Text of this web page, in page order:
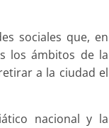
sociales que, en
los ámbitos de la
a la ciudad el
nacional y la